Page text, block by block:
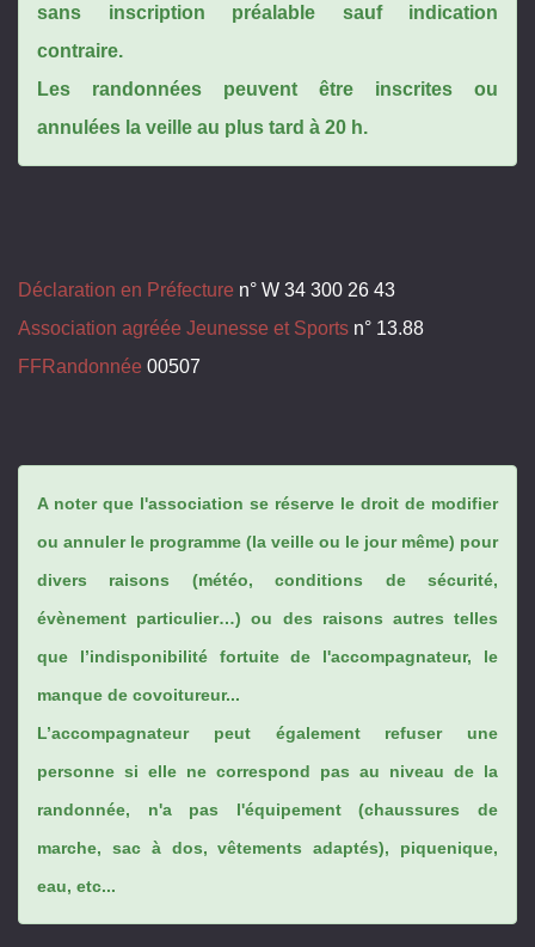
sans inscription préalable sauf indication
contraire.
Les randonnées peuvent être inscrites ou
annulées la veille au plus tard à 20 h.
Déclaration en Préfecture n° W 34 300 26 43
Association agréée Jeunesse et Sports n° 13.88
FFRandonnée 00507
A noter que l'association se réserve le droit de modifier
ou annuler le programme (la veille ou le jour même) pour
divers raisons (météo, conditions de sécurité,
évènement particulier…) ou des raisons autres telles
que l’indisponibilité fortuite de l'accompagnateur, le
manque de covoitureur...
L’accompagnateur peut également refuser une
personne si elle ne correspond pas au niveau de la
randonnée, n'a pas l'équipement (chaussures de
marche, sac à dos, vêtements adaptés), piquenique,
eau, etc...